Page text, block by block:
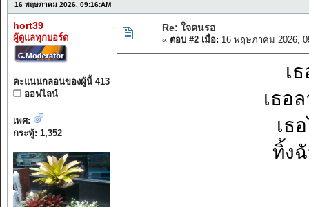
16 พฤษภาคม 2026, 09:16:AM
hort39
ผู้ดูแลทุกบอร์ด
คะแนนกลอนของผู้นี้ 413
ออฟไลน์
เพศ:
กระทู้: 1,352
Re: ใจคนรอ
« ตอบ #2 เมื่อ: 16 พฤษภาคม 2026,
เ
เธอ
เธ
ทิ้ง